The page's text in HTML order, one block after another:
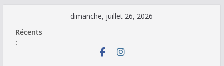
contenu
dimanche, juillet 26, 2026
Récents
: